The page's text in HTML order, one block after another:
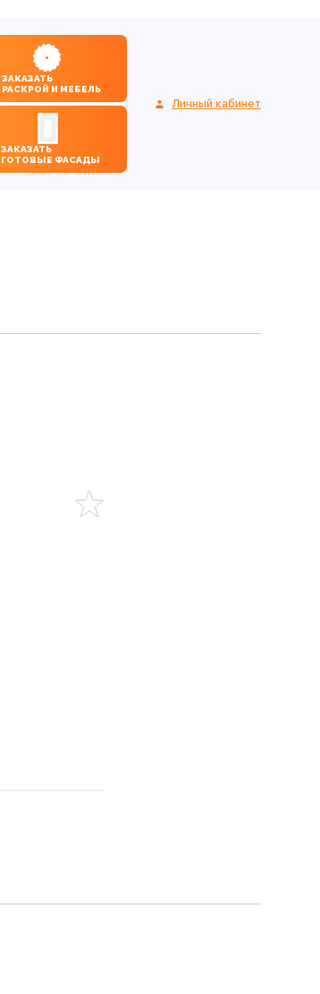
ЗАКАЗАТЬ
РАСКРОЙ И МЕБЕЛЬ
ЗАКАЗАТЬ
ГОТОВЫЕ ФАСАДЫ
Личный кабинет